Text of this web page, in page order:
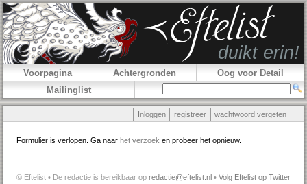
Voorpagina Achtergronden
Oog voor Detail
Mailinglist
Inloggen registreer wachtwoord vergeten
Formulier is verlopen. Ga naar het verzoek en probeer het opnieuw.
© Eftelist • De redactie is bereikbaar op redactie@eftelist.nl • Volg Eftelist op Twitter